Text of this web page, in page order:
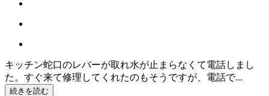
キッチン蛇口のレバーが取れ水が止まらなくて電話しまし
た。すぐ来て修理してくれたのもそうですが、電話で...
続きを読む